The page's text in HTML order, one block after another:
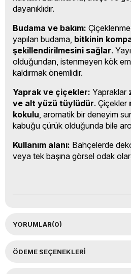
dayanıklıdır.
Budama ve bakım:
yapılan budama, bitkinin
şekillendirilmesini sağlar.
olduğundan, istenmeyen kök
kaldırmak önemlidir.
Yaprak ve çiçekler: Yapraklar
ve alt yüzü tüylüdür. Çiçekler
kokulu , aromatik bir deneyim
kabuğu çürük olduğunda bile
Kullanım alanı: Bahçelerde
veya tek başına görsel odak
YORUMLAR(0)
ÖDEME SEÇENEKLERI